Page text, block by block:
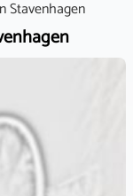
Stavenhagen